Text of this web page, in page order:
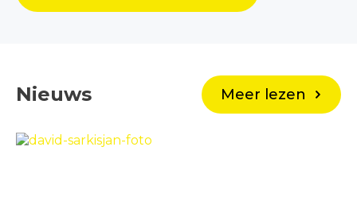
Nieuws Meer lezen